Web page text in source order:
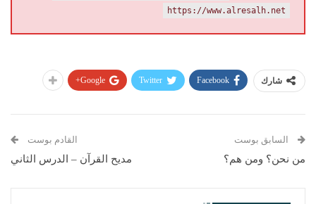
https://www.alresalh.net
شارك Facebook
Twitter
Google+
السابق بوست
من نحن؟ ومن هم؟
القادم بوست
مديح القرآن – الدرس الثاني